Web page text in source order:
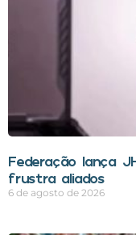
Federação lança
frustra aliados
6 de agosto de 2026